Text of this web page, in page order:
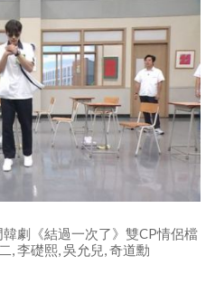
韓劇《結過一次了》雙CP情侶檔
, 李礎熙, 吳允兒, 奇道勳